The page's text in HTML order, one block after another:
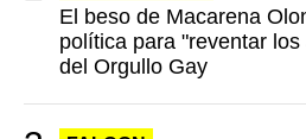
El beso de Macarena
política para "reventar
del Orgullo Gay